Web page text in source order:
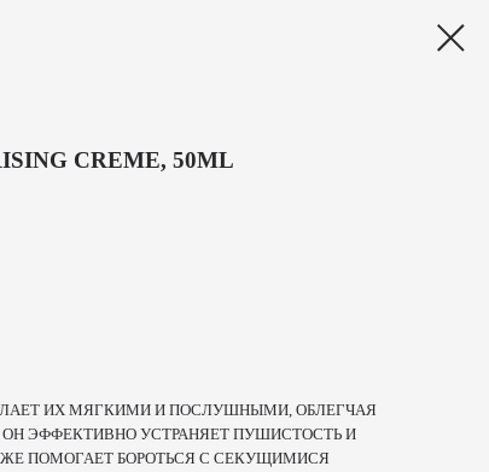
CREME, 50ML
ИХ МЯГКИМИ И ПОСЛУШНЫМИ, ОБЛЕГЧАЯ
ЭФФЕКТИВНО УСТРАНЯЕТ ПУШИСТОСТЬ И
ПОМОГАЕТ БОРОТЬСЯ С СЕКУЩИМИСЯ